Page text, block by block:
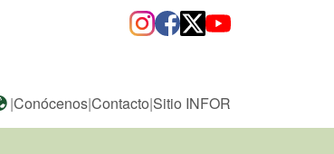
|Conócenos|Contacto|Sitio INFOR